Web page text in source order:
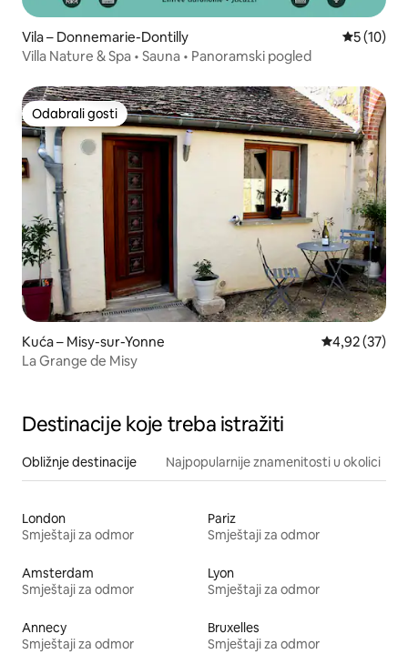
Vila – Donnemarie-Dontilly Prosječna
5 (10)
Villa Nature & Spa • Sauna • Panoramski pogled
Odabrali gosti
Odabrali gosti
Kuća – Misy-sur-Yonne Prosječna
4,92 (37)
La Grange de Misy
Destinacije koje treba istražiti
Obližnje destinacije Najpopularnije znamenitosti u okolici
London
Smještaji za odmor
Pariz
Smještaji za odmor
Amsterdam
Smještaji za odmor
Lyon
Smještaji za odmor
Annecy
Smještaji za odmor
Bruxelles
Smještaji za odmor